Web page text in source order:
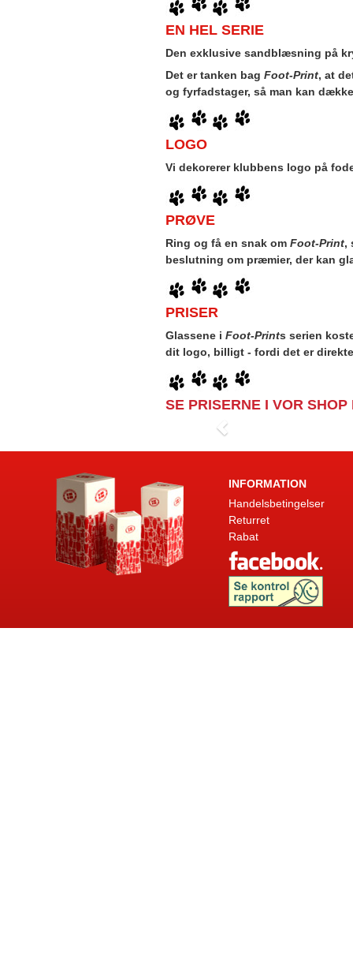
EN HEL SERIE
Den exklusive sandblæsning på
Det er tanken bag Foot-Print, at
og fyrfadstager, så man kan
LOGO
Vi dekorerer klubbens logo på
PRØVE
Ring og få en snak om Foot-Print,
beslutning om præmier, der kan
PRISER
Glassene i Foot-Prints serien
dit logo, billigt - fordi det er
SE PRISERNE I VOR SHOP
INFORMATION
Handelsbetingelser
Returret
Rabat